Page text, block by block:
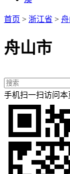
首页 > 浙江省 >
舟山市
手机扫一扫访问本